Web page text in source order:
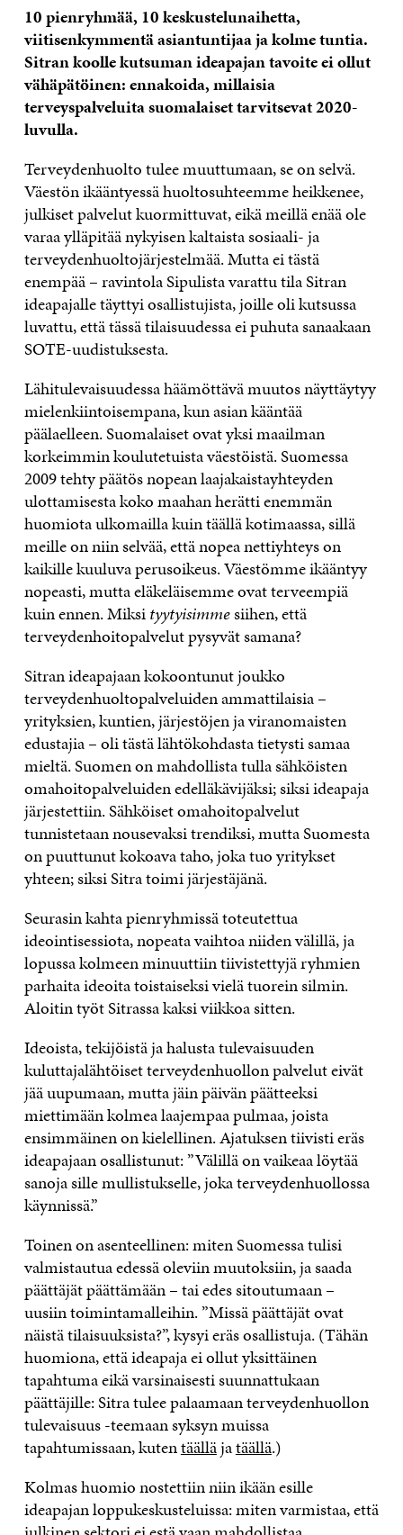
10 pienryhmää, 10 keskustelunaihetta,
viitisenkymmentä asiantuntijaa ja kolme tuntia.
Sitran koolle kutsuman ideapajan tavoite ei ollut
vähäpätöinen: ennakoida, millaisia
terveyspalveluita suomalaiset tarvitsevat 2020-
luvulla.
Terveydenhuolto tulee muuttumaan, se on selvä.
Väestön ikääntyessä huoltosuhteemme heikkenee,
julkiset palvelut kuormittuvat, eikä meillä enää ole
varaa ylläpitää nykyisen kaltaista sosiaali- ja
terveydenhuoltojärjestelmää. Mutta ei tästä
enempää – ravintola Sipulista varattu tila Sitran
ideapajalle täyttyi osallistujista, joille oli kutsussa
luvattu, että tässä tilaisuudessa ei puhuta sanaakaan
SOTE-uudistuksesta.
Lähitulevaisuudessa häämöttävä muutos näyttäytyy
mielenkiintoisempana, kun asian kääntää
päälaelleen. Suomalaiset ovat yksi maailman
korkeimmin koulutetuista väestöistä. Suomessa
2009 tehty päätös nopean laajakaistayhteyden
ulottamisesta koko maahan herätti enemmän
huomiota ulkomailla kuin täällä kotimaassa, sillä
meille on niin selvää, että nopea nettiyhteys on
kaikille kuuluva perusoikeus. Väestömme ikääntyy
nopeasti, mutta eläkeläisemme ovat terveempiä
kuin ennen. Miksityytyisimmesiihen, että
terveydenhoitopalvelut pysyvät samana?
Sitran ideapajaan kokoontunut joukko
terveydenhuoltopalveluiden ammattilaisia –
yrityksien, kuntien, järjestöjen ja viranomaisten
edustajia – oli tästä lähtökohdasta tietysti samaa
mieltä. Suomen on mahdollista tulla sähköisten
omahoitopalveluiden edelläkävijäksi; siksi ideapaja
järjestettiin. Sähköiset omahoitopalvelut
tunnistetaan nousevaksi trendiksi, mutta Suomesta
on puuttunut kokoava taho, joka tuo yritykset
yhteen; siksi Sitra toimi järjestäjänä.
Seurasin kahta pienryhmissä toteutettua
ideointisessiota, nopeata vaihtoa niiden välillä, ja
lopussa kolmeen minuuttiin tiivistettyjä ryhmien
parhaita ideoita toistaiseksi vielä tuorein silmin.
Aloitin työt Sitrassa kaksi viikkoa sitten.
Ideoista, tekijöistä ja halusta tulevaisuuden
kuluttajalähtöiset terveydenhuollon palvelut eivät
jää uupumaan, mutta jäin päivän päätteeksi
miettimään kolmea laajempaa pulmaa, joista
ensimmäinen on kielellinen. Ajatuksen tiivisti eräs
ideapajaan osallistunut: ”Välillä on vaikeaa löytää
sanoja sille mullistukselle, joka terveydenhuollossa
käynnissä.”
Toinen on asenteellinen: miten Suomessa tulisi
valmistautua edessä oleviin muutoksiin, ja saada
päättäjät päättämään – tai edes sitoutumaan –
uusiin toimintamalleihin. ”Missä päättäjät ovat
näistä tilaisuuksista?”, kysyi eräs osallistuja. (Tähän
huomiona, että ideapaja ei ollut yksittäinen
tapahtuma eikä varsinaisesti suunnattukaan
päättäjille: Sitra tulee palaamaan terveydenhuollon
tulevaisuus -teemaan syksyn muissa
tapahtumissaan, kutentäälläjatäällä.)
Kolmas huomio nostettiin niin ikään esille
ideapajan loppukeskusteluissa: miten varmistaa, että